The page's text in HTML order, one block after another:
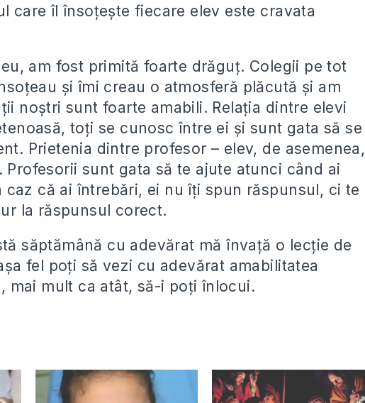
care îl însoțește fiecare elev este cravata
am fost primită foarte drăguț. Colegii pe tot
și îmi creau o atmosferă plăcută și am
noștri sunt foarte amabili. Relația dintre elevi
toți se cunosc între ei și sunt gata să se
Prietenia dintre profesor – elev, de asemenea,
Profesorii sunt gata să te ajute atunci când ai
caz că ai întrebări, ei nu îți spun răspunsul, ci te
la răspunsul corect.
săptămână cu adevărat mă învață o lecție de
fel poți să vezi cu adevărat amabilitatea
mai mult ca atât, să-i poți înlocui.